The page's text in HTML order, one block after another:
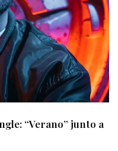
“Verano” junto a